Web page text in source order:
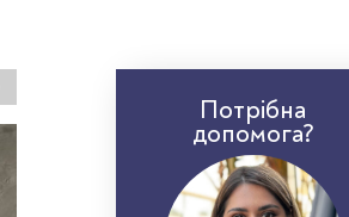
Потрібна
допомога?